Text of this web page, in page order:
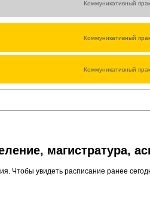
Коммуникативный
Коммуникативный
Коммуникативный
магистратура,
Чтобы увидеть расписание ранее